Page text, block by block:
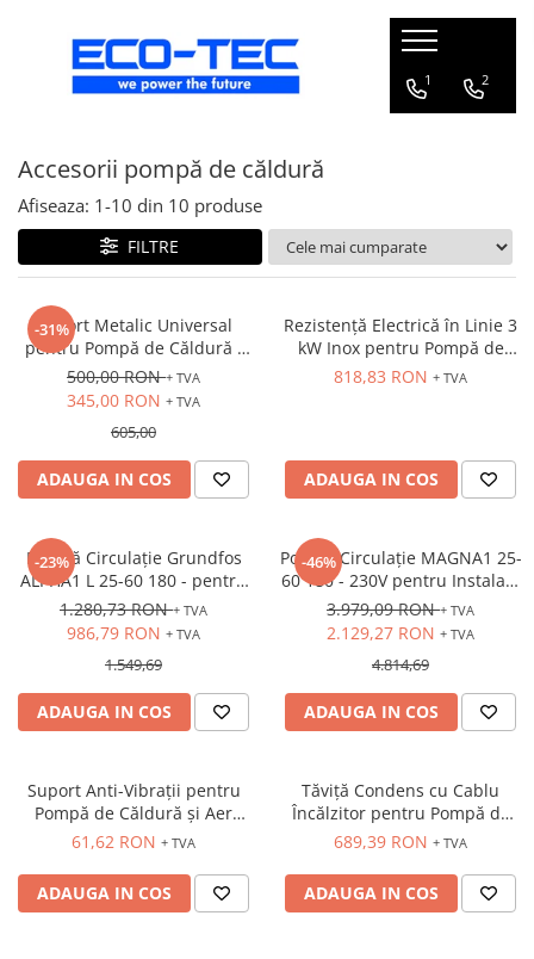
Pompe de căldură, boilere și accesorii
Pompe de căldură pentru încălzire
Pompe de căldură piscină
Boilere pentru pompe de căldură
Pachete pompă de căldură R290 cu
boiler și vană 3 căi
Accesorii pompă de căldură
1 2
Accesorii pompă de căldură
Afiseaza: 1-10 din 10 produse
FILTRE
-31%
Suport Metalic Universal
pentru Pompă de Căldură -
Reglabil, Exterior
500,00 RON+ TVA
345,00 RON + TVA
605,00
ADAUGA IN COS
Rezistență Electrică în Linie 3
kW Inox pentru Pompă de
Căldură
818,83 RON + TVA
ADAUGA IN COS
-23%
Pompă Circulație Grundfos
ALPHA1 L 25-60 180 - pentru
Pompă de Căldură
1.280,73 RON+ TVA
986,79 RON + TVA
1.549,69
ADAUGA IN COS
-46%
Pompă Circulație MAGNA1 25-
60 180 - 230V pentru Instalații
Termice
3.979,09 RON+ TVA
2.129,27 RON + TVA
4.814,69
ADAUGA IN COS
Suport Anti-Vibrații pentru
Pompă de Căldură și Aer
Condiționat
61,62 RON + TVA
ADAUGA IN COS
Tăviță Condens cu Cablu
Încălzitor pentru Pompă de
Căldură - Blue River
689,39 RON + TVA
ADAUGA IN COS